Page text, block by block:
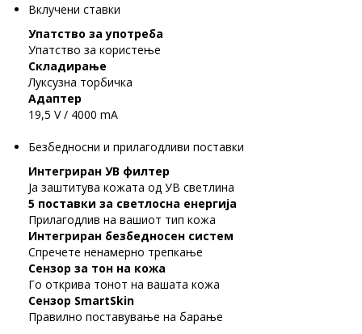
Вклучени ставки
Упатство за употреба
Упатство за користење
Складирање
Луксузна торбичка
Адаптер
19,5 V / 4000 mA
Безбедносни и прилагодливи поставки
Интегриран УВ филтер
Ја заштитува кожата од УВ светлина
5 поставки за светлосна енергија
Прилагодлив на вашиот тип кожа
Интегриран безбедносен систем
Спречете ненамерно трепкање
Сензор за тон на кожа
Го открива тонот на вашата кожа
Сензор SmartSkin
Правилно поставување на барање